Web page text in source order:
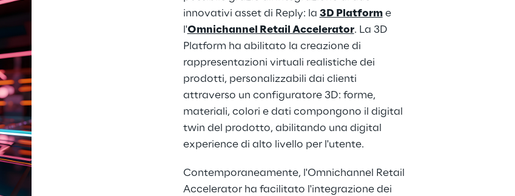
innovativi asset di Reply: la 3D Platform e
l'Omnichannel Retail Accelerator. La 3D
Platform ha abilitato la creazione di
rappresentazioni virtuali realistiche dei
prodotti, personalizzabili dai clienti
attraverso un configuratore 3D: forme,
materiali, colori e dati compongono il digital
twin del prodotto, abilitando una digital
experience di alto livello per l'utente.
Contemporaneamente, l'Omnichannel Retail
Accelerator ha facilitato l'integrazione dei